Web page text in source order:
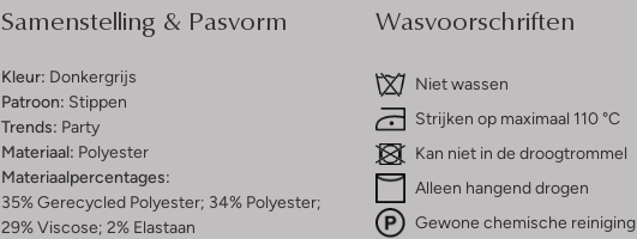
Samenstelling & Pasvorm
Kleur: Donkergrijs
Patroon: Stippen
Trends: Party
Materiaal: Polyester
Materiaalpercentages:
35% Gerecycled Polyester; 34% Polyester;
29% Viscose; 2% Elastaan
Wasvoorschriften
Niet wassen
Strijken op maximaal 110 °C
Kan niet in de droogtrommel
Alleen hangend drogen
Gewone chemische reiniging